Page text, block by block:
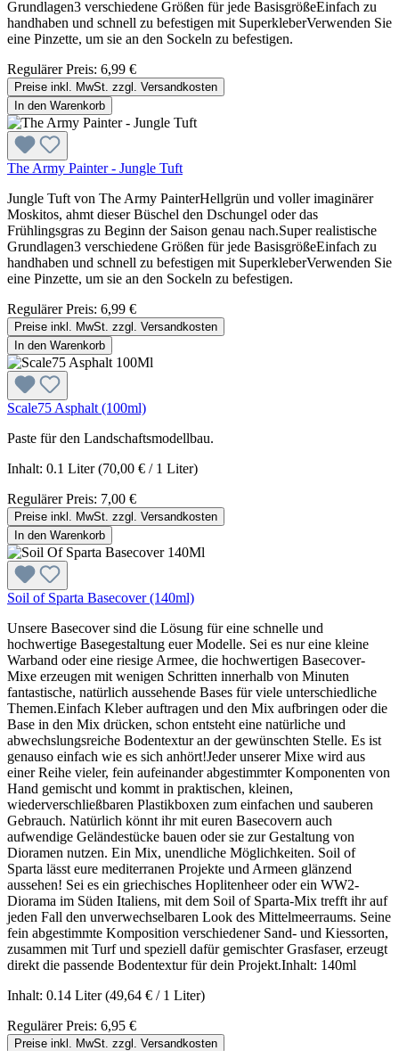
Grundlagen3 verschiedene Größen für jede BasisgrößeEinfach zu
handhaben und schnell zu befestigen mit SuperkleberVerwenden Sie
eine Pinzette, um sie an den Sockeln zu befestigen.
Regulärer Preis: 6,99 €
Preise inkl. MwSt. zzgl. Versandkosten
In den Warenkorb
The Army Painter - Jungle Tuft
Jungle Tuft von The Army PainterHellgrün und voller imaginärer
Moskitos, ahmt dieser Büschel den Dschungel oder das
Frühlingsgras zu Beginn der Saison genau nach.Super realistische
Grundlagen3 verschiedene Größen für jede BasisgrößeEinfach zu
handhaben und schnell zu befestigen mit SuperkleberVerwenden Sie
eine Pinzette, um sie an den Sockeln zu befestigen.
Regulärer Preis: 6,99 €
Preise inkl. MwSt. zzgl. Versandkosten
In den Warenkorb
Scale75 Asphalt (100ml)
Paste für den Landschaftsmodellbau.
Inhalt: 0.1 Liter(70,00 € / 1 Liter)
Regulärer Preis: 7,00 €
Preise inkl. MwSt. zzgl. Versandkosten
In den Warenkorb
Soil of Sparta Basecover (140ml)
Unsere Basecover sind die Lösung für eine schnelle und
hochwertige Basegestaltung euer Modelle. Sei es nur eine kleine
Warband oder eine riesige Armee, die hochwertigen Basecover-
Mixe erzeugen mit wenigen Schritten innerhalb von Minuten
fantastische, natürlich aussehende Bases für viele unterschiedliche
Themen.Einfach Kleber auftragen und den Mix aufbringen oder die
Base in den Mix drücken, schon entsteht eine natürliche und
abwechslungsreiche Bodentextur an der gewünschten Stelle. Es ist
genauso einfach wie es sich anhört!Jeder unserer Mixe wird aus
einer Reihe vieler, fein aufeinander abgestimmter Komponenten von
Hand gemischt und kommt in praktischen, kleinen,
wiederverschließbaren Plastikboxen zum einfachen und sauberen
Gebrauch. Natürlich könnt ihr mit euren Basecovern auch
aufwendige Geländestücke bauen oder sie zur Gestaltung von
Dioramen nutzen. Ein Mix, unendliche Möglichkeiten. Soil of
Sparta lässt eure mediterranen Projekte und Armeen glänzend
aussehen! Sei es ein griechisches Hoplitenheer oder ein WW2-
Diorama im Süden Italiens, mit dem Soil of Sparta-Mix trefft ihr auf
jeden Fall den unverwechselbaren Look des Mittelmeerraums. Seine
fein abgestimmte Komposition verschiedener Sand- und Kiessorten,
zusammen mit Turf und speziell dafür gemischter Grasfaser, erzeugt
direkt die passende Bodentextur für dein Projekt.Inhalt: 140ml
Inhalt: 0.14 Liter(49,64 € / 1 Liter)
Regulärer Preis: 6,95 €
Preise inkl. MwSt. zzgl. Versandkosten